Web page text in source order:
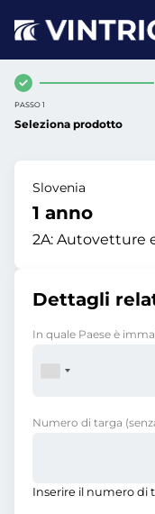
PASSO 1
Seleziona prodotto
Slovenia
1 anno
2A: Autovetture
Dettagli
In quale Paese è
Numero di targa
Inserire il numero di